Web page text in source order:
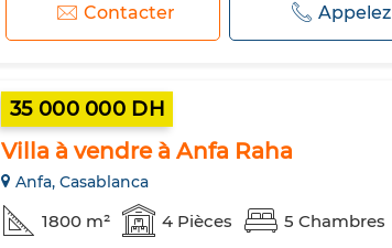
Contacter Appelez
35 000 000 DH
Villa à vendre à Anfa Raha
Anfa, Casablanca
1800 m² 4 Pièces 5 Chambres